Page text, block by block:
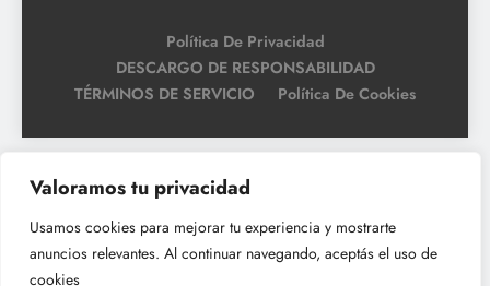
Valoramos tu privacidad
Usamos cookies para mejorar tu experiencia y mostrarte
anuncios relevantes. Al continuar navegando, aceptás el uso de
cookies
Política De Privacidad
DESCARGO DE RESPONSABILIDAD
TÉRMINOS DE SERVICIO
Política De Cookies